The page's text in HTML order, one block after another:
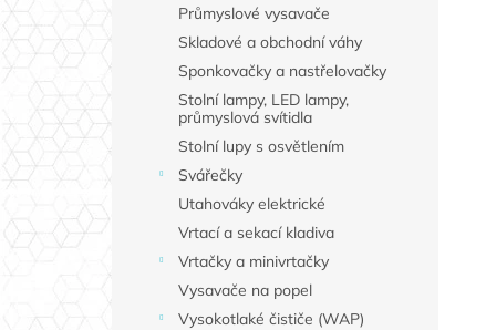
Průmyslové vysavače
Skladové a obchodní váhy
Sponkovačky a nastřelovačky
Stolní lampy, LED lampy,
průmyslová svítidla
Stolní lupy s osvětlením
Svářečky
Utahováky elektrické
Vrtací a sekací kladiva
Vrtačky a minivrtačky
Vysavače na popel
Vysokotlaké čističe (WAP)